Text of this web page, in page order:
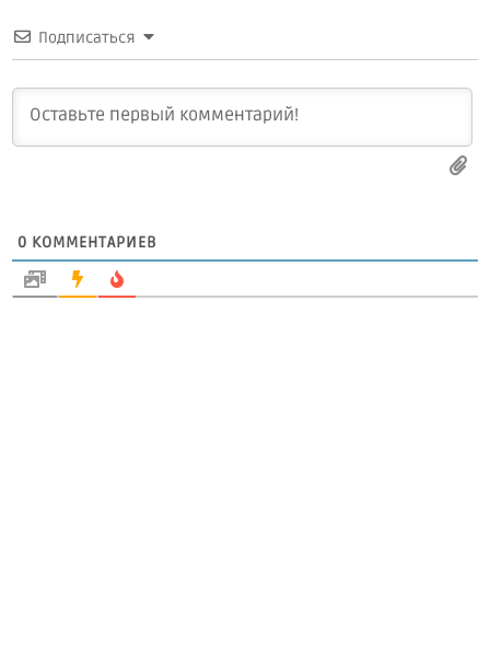
Подписаться
0 КОММЕНТАРИЕВ